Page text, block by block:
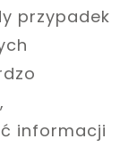
przypadek
informacji